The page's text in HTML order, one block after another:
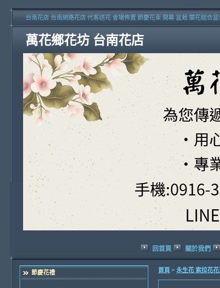
萬花鄉花坊 台南花店
台南花店 台南網路花店 代客送花 會場佈置 節慶花束 開幕 盆栽 蘭花組合
回首頁 關於我們
節慶花禮 首頁 > 永生花 索拉花